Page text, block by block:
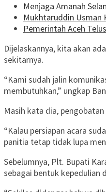
Menjaga Amanah
Mukhtaruddin Usman
Pemerintah Aceh
Dijelaskannya, kita akan
sekitarnya.
“Kami sudah jalin
membutuhkan,” ungkap
Masih kata dia,
“Kalau persiapan acara
panitia tetap tidak lupa
Sebelumnya, Plt. Bupati
sebagai bentuk kepedulian